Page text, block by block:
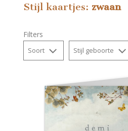
Stijl kaartjes: zwaan
Filters
Soort Stijl geboorte